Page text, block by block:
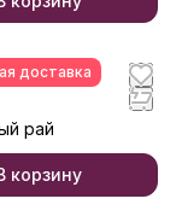
корзину
доставка
рай
корзину